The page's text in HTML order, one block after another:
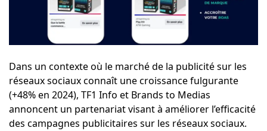
Dans un contexte où le marché de la publicité sur les
réseaux sociaux connaît une croissance fulgurante
(+48% en 2024), TF1 Info et Brands to Medias
annoncent un partenariat visant à améliorer l’efficacité
des campagnes publicitaires sur les réseaux sociaux.